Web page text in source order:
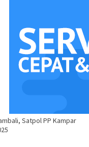
Satpol PP Kampar